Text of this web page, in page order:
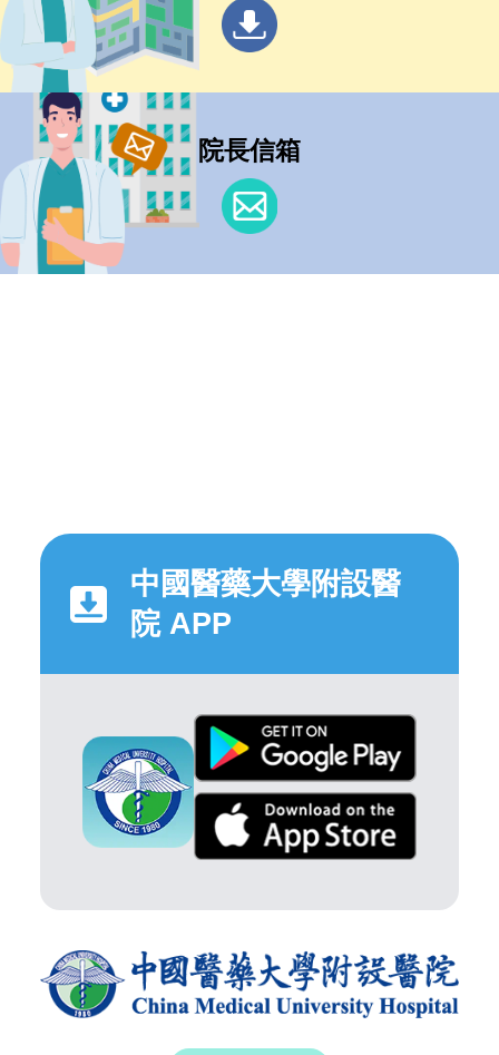
院長信箱
中國醫藥大學附設醫
院 APP